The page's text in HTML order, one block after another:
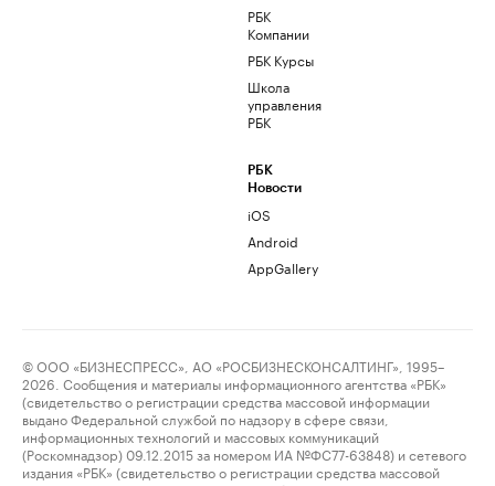
РБК
Компании
РБК Курсы
Школа
управления
РБК
РБК
Новости
iOS
Android
AppGallery
© ООО «БИЗНЕСПРЕСС», АО «РОСБИЗНЕСКОНСАЛТИНГ», 1995–
2026. Сообщения и материалы информационного агентства «РБК»
(свидетельство о регистрации средства массовой информации
выдано Федеральной службой по надзору в сфере связи,
информационных технологий и массовых коммуникаций
(Роскомнадзор) 09.12.2015 за номером ИА №ФС77-63848) и сетевого
издания «РБК» (свидетельство о регистрации средства массовой